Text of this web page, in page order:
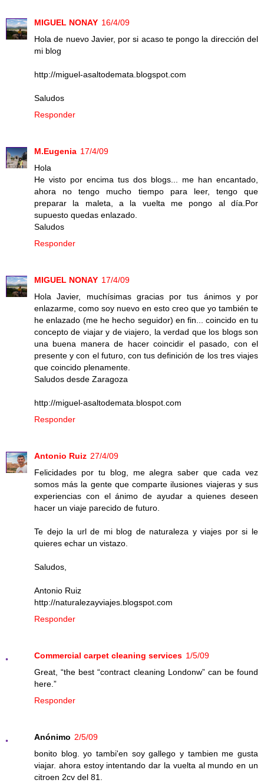
MIGUEL NONAY 16/4/09
Hola de nuevo Javier, por si acaso te pongo la dirección del
mi blog
http://miguel-asaltodemata.blogspot.com
Saludos
Responder
M.Eugenia 17/4/09
Hola
He visto por encima tus dos blogs... me han encantado,
ahora no tengo mucho tiempo para leer, tengo que
preparar la maleta, a la vuelta me pongo al día.Por
supuesto quedas enlazado.
Saludos
Responder
MIGUEL NONAY 17/4/09
Hola Javier, muchísimas gracias por tus ánimos y por
enlazarme, como soy nuevo en esto creo que yo también te
he enlazado (me he hecho seguidor) en fin... coincido en tu
concepto de viajar y de viajero, la verdad que los blogs son
una buena manera de hacer coincidir el pasado, con el
presente y con el futuro, con tus definición de los tres viajes
que coincido plenamente.
Saludos desde Zaragoza
http://miguel-asaltodemata.blospot.com
Responder
Antonio Ruiz 27/4/09
Felicidades por tu blog, me alegra saber que cada vez
somos más la gente que comparte ilusiones viajeras y sus
experiencias con el ánimo de ayudar a quienes deseen
hacer un viaje parecido de futuro.
Te dejo la url de mi blog de naturaleza y viajes por si le
quieres echar un vistazo.
Saludos,
Antonio Ruiz
http://naturalezayviajes.blogspot.com
Responder
Commercial carpet cleaning services 1/5/09
Great, “the best “contract cleaning Londonw” can be found
here.”
Responder
Anónimo 2/5/09
bonito blog. yo tambi'en soy gallego y tambien me gusta
viajar. ahora estoy intentando dar la vuelta al mundo en un
citroen 2cv del 81.